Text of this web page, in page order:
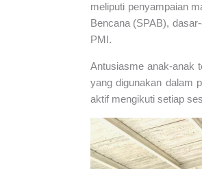
meliputi penyampaian
Bencana (SPAB),
PMI.
Antusiasme anak-anak
yang digunakan dalam
aktif mengikuti setiap